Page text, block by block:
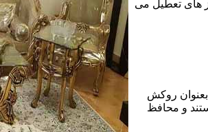
های تعطیل می
بعنوان روکش
و محافظ